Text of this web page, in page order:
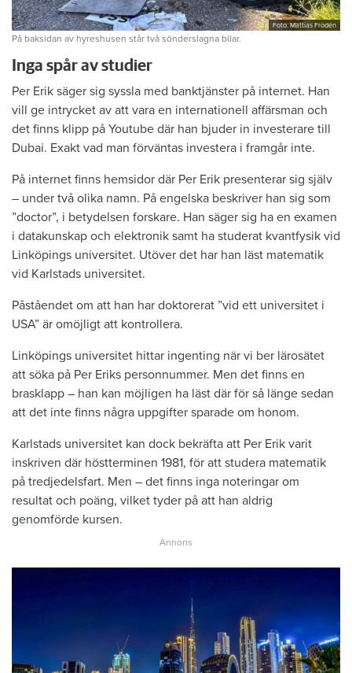
Foto: Mattias Frödén
På baksidan av hyreshusen står två sönderslagna bilar.
Inga spår av studier
Per Erik säger sig syssla med banktjänster på internet. Han
vill ge intrycket av att vara en internationell affärsman och
det finns klipp på Youtube där han bjuder in investerare till
Dubai. Exakt vad man förväntas investera i framgår inte.
På internet finns hemsidor där Per Erik presenterar sig själv
– under två olika namn. På engelska beskriver han sig som
”doctor”, i betydelsen forskare. Han säger sig ha en examen
i datakunskap och elektronik samt ha studerat kvantfysik vid
Linköpings universitet. Utöver det har han läst matematik
vid Karlstads universitet.
Påståendet om att han har doktorerat ”vid ett universitet i
USA” är omöjligt att kontrollera.
Linköpings universitet hittar ingenting när vi ber lärosätet
att söka på Per Eriks personnummer. Men det finns en
brasklapp – han kan möjligen ha läst där för så länge sedan
att det inte finns några uppgifter sparade om honom.
Karlstads universitet kan dock bekräfta att Per Erik varit
inskriven där höstterminen 1981, för att studera matematik
på tredjedelsfart. Men – det finns inga noteringar om
resultat och poäng, vilket tyder på att han aldrig
genomförde kursen.